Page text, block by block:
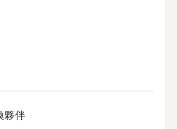
夥伴